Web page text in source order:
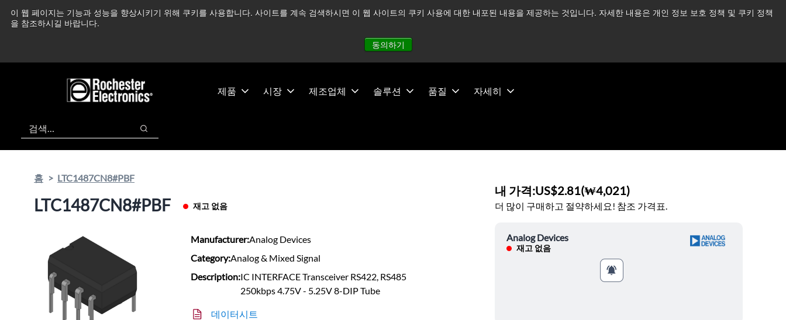
이 웹 페이지는 기능과 성능을 향상시키기 위해 쿠키를 사용합니다. 사이트를 계속 검색하시면 이 웹 사이트의 쿠키 사용에 대한 내포된 내용을 제공하는 것입니다. 자세한 내용은 개인 정보 보호 정책 및 쿠키 정책
을 참조하시길 바랍니다.
동의하기
츠
건
중동 지역 상황을 지속적으로 주시하고 있으며, 모든 서비스는 정상적으로 운영되고 있습니다. 더 읽어보기 →
제품 시장 제조업체 솔루션 품질 자세히
검색
검색
홈 LTC1487CN8#PBF
LTC1487CN8#PBF 재고 없음
Manufacturer:Analog Devices
Category:Analog & Mixed Signal
Description:IC INTERFACE Transceiver RS422, RS485
250kbps 4.75V - 5.25V 8-DIP Tube
데이터시트
내 가격:US$2.81(₩4,021)
더 많이 구매하고 절약하세요! 참조 가격표.
Analog Devices
재고 없음